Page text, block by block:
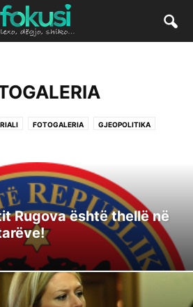
FOTOGALERIA GJEOPOLITIKA
Rugova është thellë në